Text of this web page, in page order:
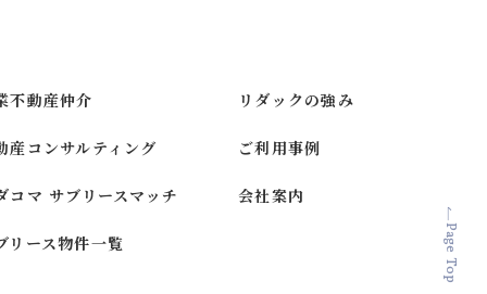
不動産仲介
産コンサルティング
コマ サブリースマッチ
リース物件一覧
リダックの強み
ご利用事例
会社案内
Page Top